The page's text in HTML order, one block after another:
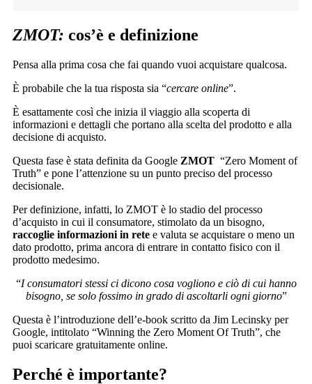
ZMOT: cos’è e definizione
Pensa alla prima cosa che fai quando vuoi acquistare qualcosa.
È probabile che la tua risposta sia “cercare online”.
È esattamente così che inizia il viaggio alla scoperta di
informazioni e dettagli che portano alla scelta del prodotto e alla
decisione di acquisto.
Questa fase è stata definita da Google ZMOT “Zero Moment of
Truth” e pone l’attenzione su un punto preciso del processo
decisionale.
Per definizione, infatti, lo ZMOT è lo stadio del processo
d’acquisto in cui il consumatore, stimolato da un bisogno,
raccoglie informazioni in rete e valuta se acquistare o meno un
dato prodotto, prima ancora di entrare in contatto fisico con il
prodotto medesimo.
“I consumatori stessi ci dicono cosa vogliono e ciò di cui hanno
bisogno, se solo fossimo in grado di ascoltarli ogni giorno”
Questa è l’introduzione dell’e-book scritto da Jim Lecinsky per
Google, intitolato “Winning the Zero Moment Of Truth”, che
puoi scaricare gratuitamente online.
Perché è importante?